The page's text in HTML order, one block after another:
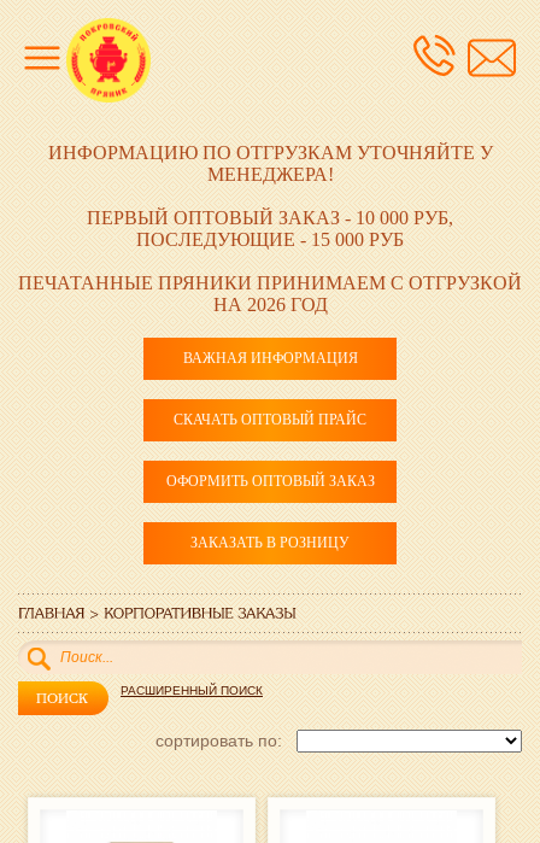
ИНФОРМАЦИЮ ПО ОТГРУЗКАМ УТОЧНЯЙТЕ У
МЕНЕДЖЕРА!
ПЕРВЫЙ ОПТОВЫЙ ЗАКАЗ - 10 000 РУБ,
ПОСЛЕДУЮЩИЕ - 15 000 РУБ
ПЕЧАТАННЫЕ ПРЯНИКИ ПРИНИМАЕМ С ОТГРУЗКОЙ
НА 2026 ГОД
ВАЖНАЯ ИНФОРМАЦИЯ
СКАЧАТЬ ОПТОВЫЙ ПРАЙС
ОФОРМИТЬ ОПТОВЫЙ ЗАКАЗ
ЗАКАЗАТЬ В РОЗНИЦУ
РАСШИРЕННЫЙ ПОИСК
cортировать по: